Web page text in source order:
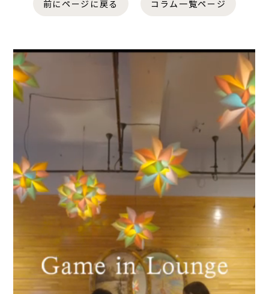
前にページに戻る コラム一覧ページ